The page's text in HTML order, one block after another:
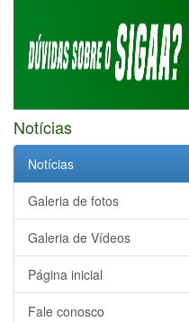
Notícias
Notícias
Galeria de fotos
Galeria de Vídeos
Página inicial
Fale conosco